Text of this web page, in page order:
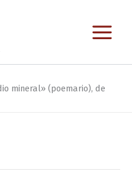
mineral» (poemario), de